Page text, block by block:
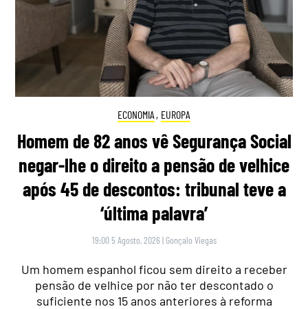
ECONOMIA , EUROPA
Homem de 82 anos vê Segurança Social
negar-lhe o direito a pensão de velhice
após 45 de descontos: tribunal teve a
‘última palavra’
19:00 5 Agosto, 2026 | Gonçalo Viegas
Um homem espanhol ficou sem direito a receber
pensão de velhice por não ter descontado o
suficiente nos 15 anos anteriores à reforma